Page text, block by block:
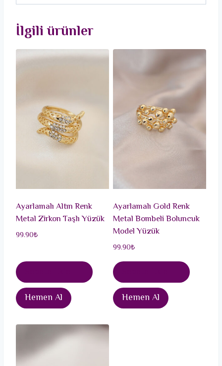
İlgili ürünler
Ayarlamalı Altın Renk
Metal Zirkon Taşlı Yüzük
99.90₺
Hemen Al
Ayarlamalı Gold Renk
Metal Bombeli Boluncuk
Model Yüzük
99.90₺
Hemen Al